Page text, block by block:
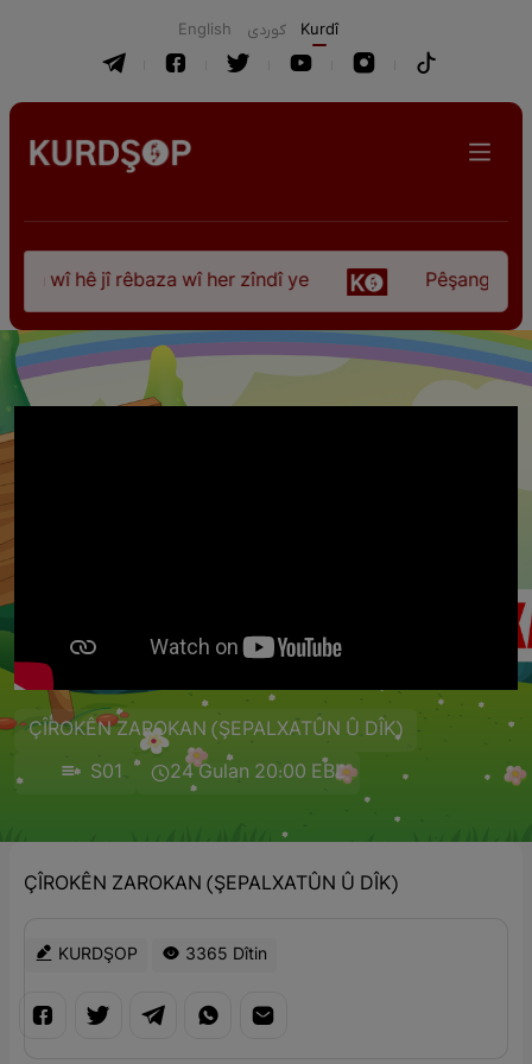
English كوردی Kurdî
wî hê jî rêbaza wî her zîndî ye Pêşangeha
ÇÎROKÊN ZAROKAN (ŞEPALXATÛN Û DÎK)
S01
24 Gulan 20:00 EBL
ÇÎROKÊN ZAROKAN (ŞEPALXATÛN Û DÎK)
KURDŞOP 3365 Dîtin